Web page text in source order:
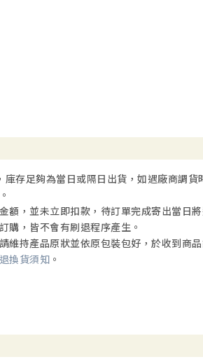
的信息
存足夠為當日或隔日出貨，如遇廠商調貨
。
額，並未立即扣款，待訂單完成寄出當日
購，皆不會有刷退程序產生。
維持產品原狀並依原包裝包好，於收到商
退換貨須知 。